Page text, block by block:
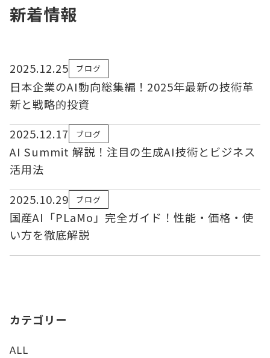
新着情報
2025.12.25 ブログ
日本企業のAI動向総集編！2025年最新の技術革
新と戦略的投資
2025.12.17
ブログ
AI Summit 解説！注目の生成AI技術とビジネス
活用法
2025.10.29
ブログ
国産AI「PLaMo」完全ガイド！性能・価格・使
い方を徹底解説
カテゴリー
ALL